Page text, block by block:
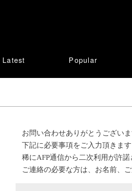
Latest Popular
お問い合わせありがとうございま
下記に必要事項をご入力頂きま
稀にAFP通信から二次利用が許
ご連絡の必要な方は、お名前、